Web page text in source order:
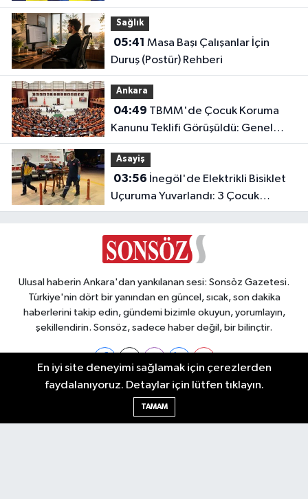
Sağlık
05:41
Duruş (Postür) Rehberi
Ankara
04:49
Kanunu Teklifi Görüşüldü: Genel
Kurul Tamamlandı!
Asayiş
03:56
Uçuruma Yuvarlandı: 3 Çocuk
Yaralandı!
Ulusal haberin Ankara'dan yankılanan sesi: Sonsöz Gazetesi.
Türkiye'nin dört bir yanından en güncel, sıcak, son dakika
haberlerini takip edin, gündemi bizimle okuyun, yorumlayın,
şekillendirin. Sonsöz, sadece haber değil, bir bilinçtir.
Ankara Nöbetçi Eczaneler
En iyi site deneyimi sağlamak için çerezlerden
faydalanıyoruz. Detaylar için lütfen tıklayın.
TAMAM